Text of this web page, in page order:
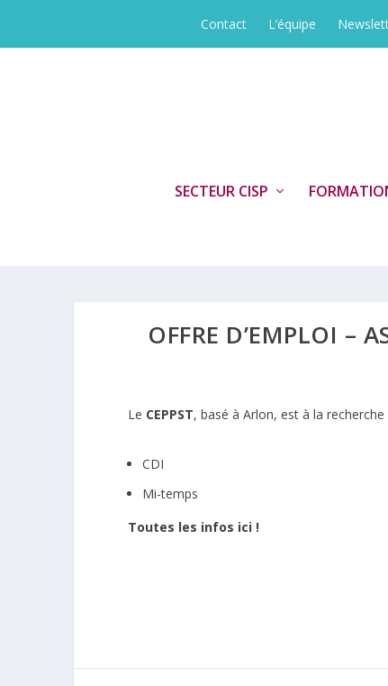
Contact L’équipe
SECTEUR CISP
OFFRE D’EMPLOI –
Le CEPPST, basé à Arlon, est à la recherche
CDI
Mi-temps
Toutes les infos ici !